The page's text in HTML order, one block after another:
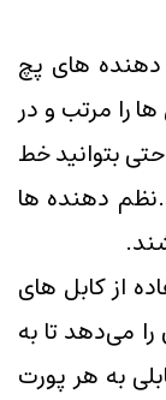
های پچ
را مرتب و در
بتوانید خط
دهنده ها
از کابل های
می‌دهد تا به
به هر پورت